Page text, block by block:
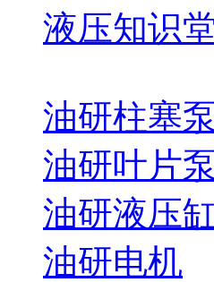
液压知识
油研柱塞泵
油研叶片泵
油研液压
油研电机